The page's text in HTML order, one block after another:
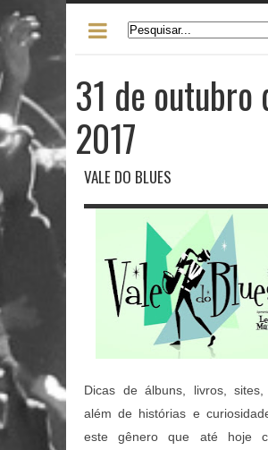
31 de outubro
2017
VALE DO BLUES
Dicas de álbuns, livros, sites,
além de histórias e
este gênero que até hoje